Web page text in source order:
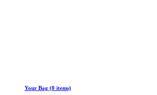
Your Bag (0 items)